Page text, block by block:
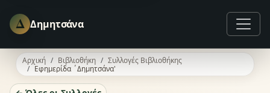
Δ Δημητσάνα
Αρχική Βιβλιοθήκη
Συλλογές Βιβλιοθήκης
Εφημερίδα ΄Δημητσάνα'